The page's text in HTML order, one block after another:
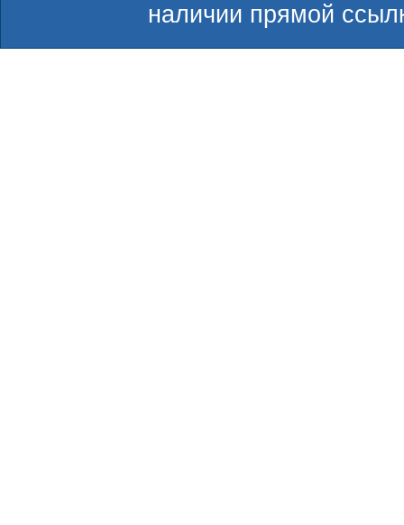
наличии прямой